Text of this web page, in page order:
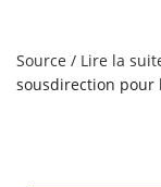
Source / Lire la
sousdirection pour